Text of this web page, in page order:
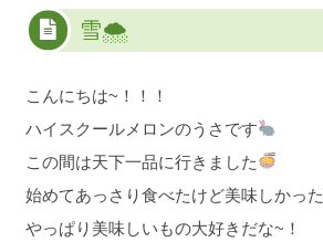
雪🌨
こんにちは~！！！
ハイスクールメロンのうさです
この間は天下一品に行きました
始めてあっさり食べたけど美味しかった
やっぱり美味しいもの大好きだな~！